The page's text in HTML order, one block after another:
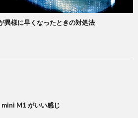
異様に早くなったときの対処法
M1 がいい感じ